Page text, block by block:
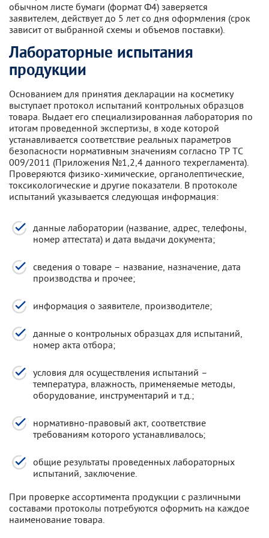
обычном листе бумаги (формат Ф4) заверяется
заявителем, действует до 5 лет со дня оформления (срок
зависит от выбранной схемы и объемов поставки).
Лабораторные испытания
продукции
Основанием для принятия декларации на косметику
выступает протокол испытаний контрольных образцов
товара. Выдает его специализированная лаборатория по
итогам проведенной экспертизы, в ходе которой
устанавливается соответствие реальных параметров
безопасности нормативным значениям согласно ТР ТС
009/2011 (Приложения №1,2,4 данного техрегламента).
Проверяются физико-химические, органолептические,
токсикологические и другие показатели. В протоколе
испытаний указывается следующая информация:
данные лаборатории (название, адрес, телефоны,
номер аттестата) и дата выдачи документа;
сведения о товаре – название, назначение, дата
производства и прочее;
информация о заявителе, производителе;
данные о контрольных образцах для испытаний,
номер акта отбора;
условия для осуществления испытаний –
температура, влажность, применяемые методы,
оборудование, инструментарий и т.д.;
нормативно-правовый акт, соответствие
требованиям которого устанавливалось;
общие результаты проведенных лабораторных
испытаний, заключение.
При проверке ассортимента продукции с различными
составами протоколы потребуются оформить на каждое
наименование товара.